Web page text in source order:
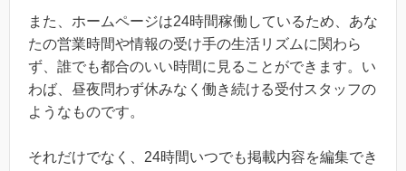
また、ホームページは24時間稼働しているため、あな
たの営業時間や情報の受け手の生活リズムに関わら
ず、誰でも都合のいい時間に見ることができます。い
わば、昼夜問わず休みなく働き続ける受付スタッフの
ようなものです。
それだけでなく、24時間いつでも掲載内容を編集でき